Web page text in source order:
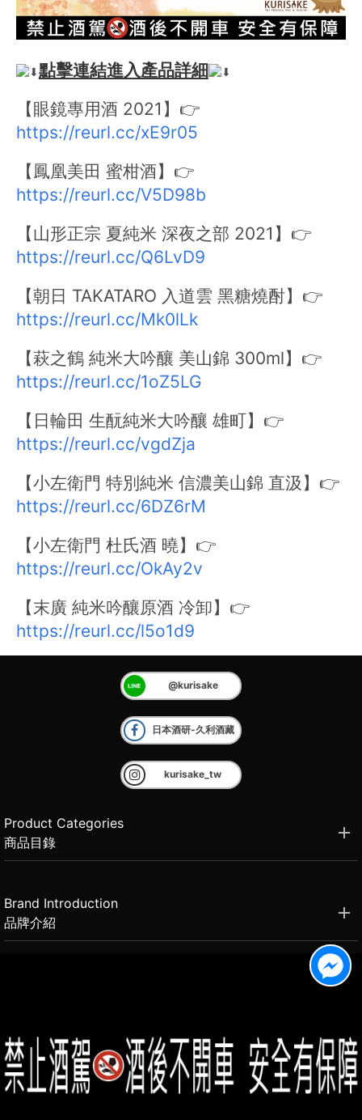
點擊連結進入產品詳細
【眼鏡專用酒 2021】👉
https://reurl.cc/xE9r05
【鳳凰美田 蜜柑酒】👉
https://reurl.cc/V5D98b
【山形正宗 夏純米 深夜之部 2021】👉
https://reurl.cc/Q6LvD9
【朝日 TAKATARO 入道雲 黑糖燒酎】👉
https://reurl.cc/Mk0lLk
【萩之鶴 純米大吟釀 美山錦 300ml】👉
https://reurl.cc/1oZ5LG
【日輪田 生酛純米大吟釀 雄町】👉
https://reurl.cc/vgdZja
【小左衛門 特別純米 信濃美山錦 直汲】👉
https://reurl.cc/6DZ6rM
【小左衛門 杜氏酒 曉】👉
https://reurl.cc/OkAy2v
【末廣 純米吟釀原酒 冷卸】👉
https://reurl.cc/l5o1d9
@kurisake
日本酒研-久利酒藏
kurisake_tw
Product Categories
商品目錄
Brand Introduction
品牌介紹
客服電話 (02)2331-6080
2021思橙國際有限公司 版權所有 禁止轉貼節錄 All rights reserved.